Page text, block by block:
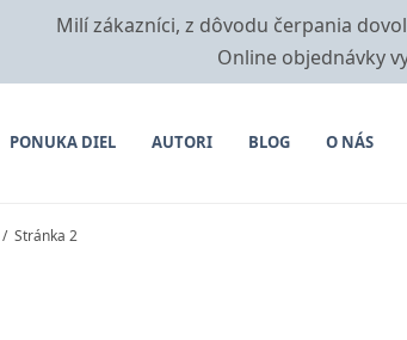
Milí zákazníci, z dôvodu čerpania
Online objednávky
PONUKA DIEL AUTORI BLOG O NÁS
/ Stránka 2